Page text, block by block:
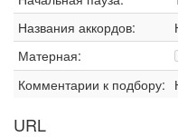
Названия аккордов:
Матерная:
Комментарии к подбору:
URL